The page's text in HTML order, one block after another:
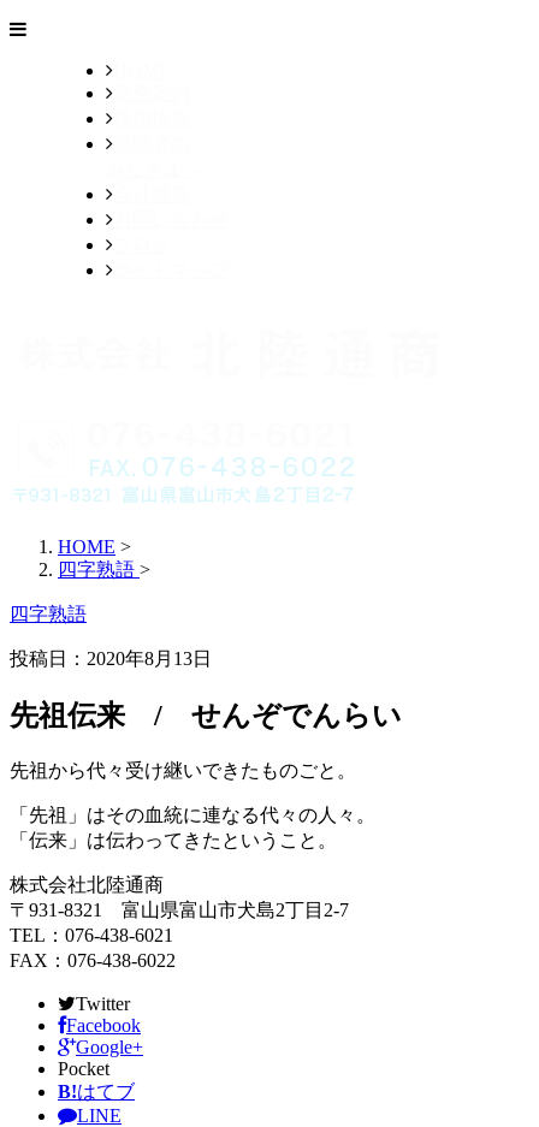
HOME >
四字熟語 >
四字熟語
投稿日：2020年8月13日
先祖伝来 / せんぞでんらい
先祖から代々受け継いできたものごと。
「先祖」はその血統に連なる代々の人々。
「伝来」は伝わってきたということ。
株式会社北陸通商
〒931-8321 富山県富山市犬島2丁目2-7
TEL：076-438-6021
FAX：076-438-6022
Twitter
Facebook
Google+
Pocket
B!はてブ
LINE